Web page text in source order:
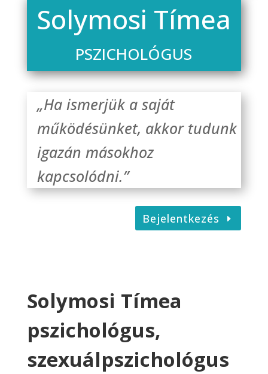
Solymosi Tímea
PSZICHOLÓGUS
„Ha ismerjük a saját
működésünket, akkor tudunk
igazán másokhoz
kapcsolódni.”
Bejelentkezés
Solymosi Tímea
pszichológus,
szexuálpszichológus